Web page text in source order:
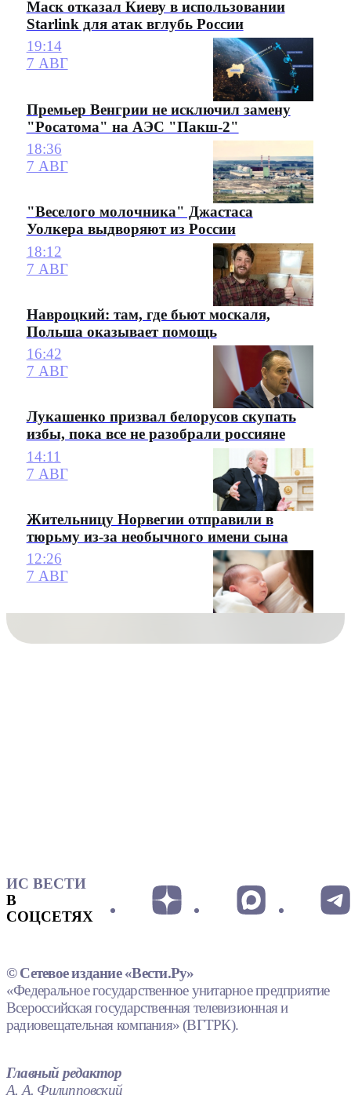
Маск отказал Киеву в использовании
Starlink для атак вглубь России
19:14
7 АВГ
Премьер Венгрии не исключил замену
"Росатома" на АЭС "Пакш-2"
18:36
7 АВГ
"Веселого молочника" Джастаса
Уолкера выдворяют из России
18:12
7 АВГ
Навроцкий: там, где бьют москаля,
Польша оказывает помощь
16:42
7 АВГ
Лукашенко призвал белорусов скупать
избы, пока все не разобрали россияне
14:11
7 АВГ
Жительницу Норвегии отправили в
тюрьму из-за необычного имени сына
12:26
7 АВГ
ИС ВЕСТИ
В
СОЦСЕТЯХ
© Сетевое издание «Вести.Ру»
«Федеральное государственное унитарное предприятие
Всероссийская государственная телевизионная и
радиовещательная компания» (ВГТРК).
Главный редактор
А. А. Филипповский